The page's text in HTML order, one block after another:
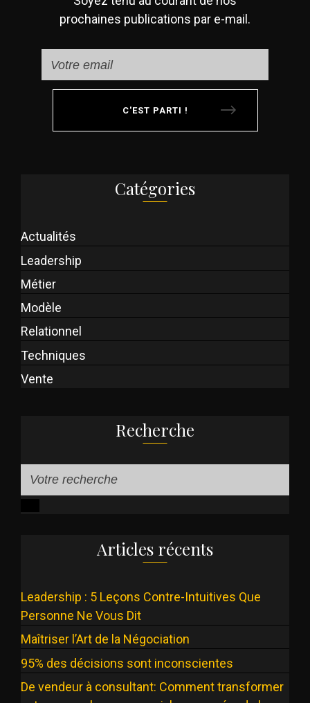
prochaines publications par e-mail.
C'EST PARTI !
Catégories
Actualités
Leadership
Métier
Modèle
Relationnel
Techniques
Vente
Recherche
Articles récents
Leadership : 5 Leçons Contre-Intuitives Que
Personne Ne Vous Dit
Maîtriser l’Art de la Négociation
95% des décisions sont inconscientes
De vendeur à consultant: Comment transformer